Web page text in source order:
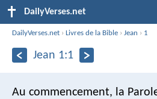
DailyVerses.net
DailyVerses.net ›Livres de la Bible ›Jean › 1
Jean 1:1
Au commencement, la